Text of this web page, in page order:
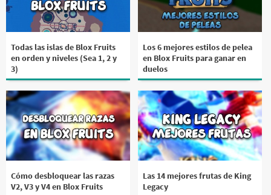
Todas las islas de Blox Fruits
en orden y niveles (Sea 1, 2 y
3)
Los 6 mejores estilos de pelea
en Blox Fruits para ganar en
duelos
Cómo desbloquear las razas
V2, V3 y V4 en Blox Fruits
Las 14 mejores frutas de King
Legacy